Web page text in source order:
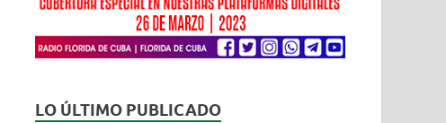
LO ÚLTIMO PUBLICADO